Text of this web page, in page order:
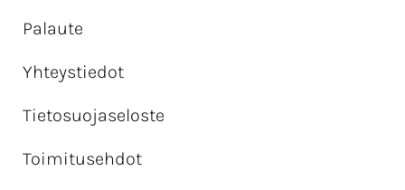
Palaute
Yhteystiedot
Tietosuojaseloste
Toimitusehdot